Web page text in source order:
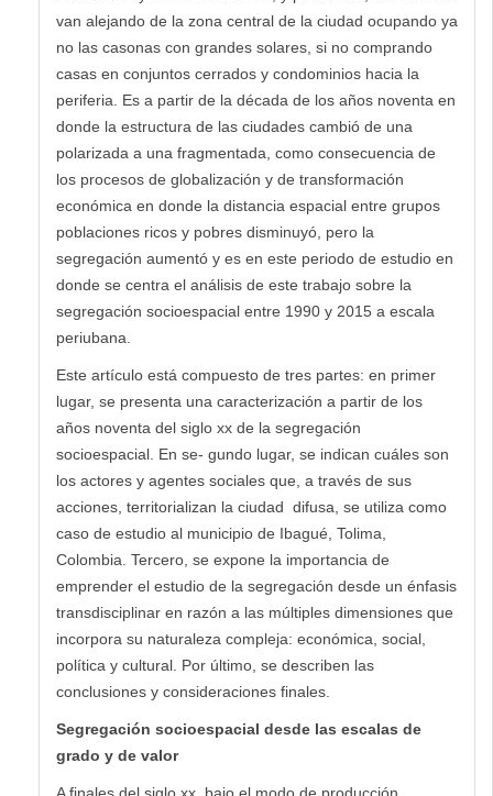
van alejando de la zona central de la ciudad ocupando ya
no las casonas con grandes solares, si no comprando
casas en conjuntos cerrados y condominios hacia la
periferia. Es a partir de la década de los años noventa en
donde la estructura de las ciudades cambió de una
polarizada a una fragmentada, como consecuencia de
los procesos de globalización y de transformación
económica en donde la distancia espacial entre grupos
poblaciones ricos y pobres disminuyó, pero la
segregación aumentó y es en este periodo de estudio en
donde se centra el análisis de este trabajo sobre la
segregación socioespacial entre 1990 y 2015 a escala
periubana.
Este artículo está compuesto de tres partes: en primer
lugar, se presenta una caracterización a partir de los
años noventa del siglo xx de la segregación
socioespacial. En se- gundo lugar, se indican cuáles son
los actores y agentes sociales que, a través de sus
acciones, territorializan la ciudad difusa, se utiliza como
caso de estudio al municipio de Ibagué, Tolima,
Colombia. Tercero, se expone la importancia de
emprender el estudio de la segregación desde un énfasis
transdisciplinar en razón a las múltiples dimensiones que
incorpora su naturaleza compleja: económica, social,
política y cultural. Por último, se describen las
conclusiones y consideraciones finales.
Segregación socioespacial desde las escalas de
grado y de valor